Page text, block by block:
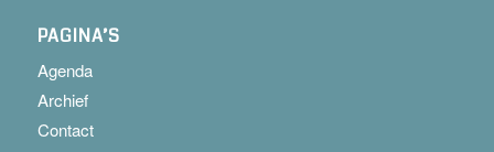
PAGINA’S
Agenda
Archief
Contact